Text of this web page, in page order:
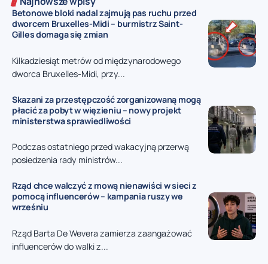
Betonowe bloki nadal zajmują pas ruchu przed
dworcem Bruxelles-Midi – burmistrz Saint-
Gilles domaga się zmian
Kilkadziesiąt metrów od międzynarodowego
dworca Bruxelles-Midi, przy...
Skazani za przestępczość zorganizowaną mogą
płacić za pobyt w więzieniu – nowy projekt
ministerstwa sprawiedliwości
Podczas ostatniego przed wakacyjną przerwą
posiedzenia rady ministrów...
Rząd chce walczyć z mową nienawiści w sieci z
pomocą influencerów – kampania ruszy we
wrześniu
Rząd Barta De Wevera zamierza zaangażować
influencerów do walki z...